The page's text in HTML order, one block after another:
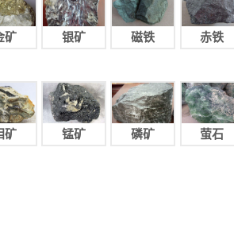
矿 银矿 磁铁 赤铁
矿 锰矿 磷矿 萤石